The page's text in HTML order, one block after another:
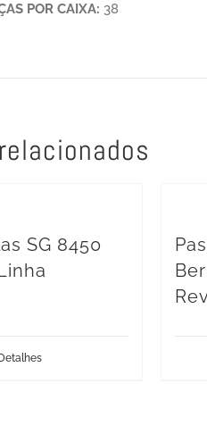
POR CAIXA: 38
SG 8450
Detalhes